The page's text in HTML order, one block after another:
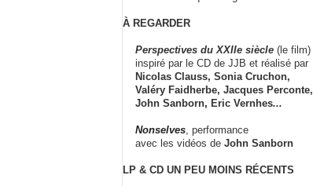
À REGARDER
Perspectives du XXIIe siècle (le film)
inspiré par le CD de JJB et réalisé par
Nicolas Clauss, Sonia Cruchon,
Valéry Faidherbe, Jacques Perconte,
John Sanborn, Eric Vernhes...
Nonselves , performance
avec les vidéos de John Sanborn
LP & CD UN PEU MOINS RÉCENTS